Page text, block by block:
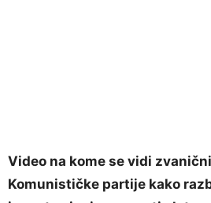
Video na kome se vidi
Komunističke partije kako